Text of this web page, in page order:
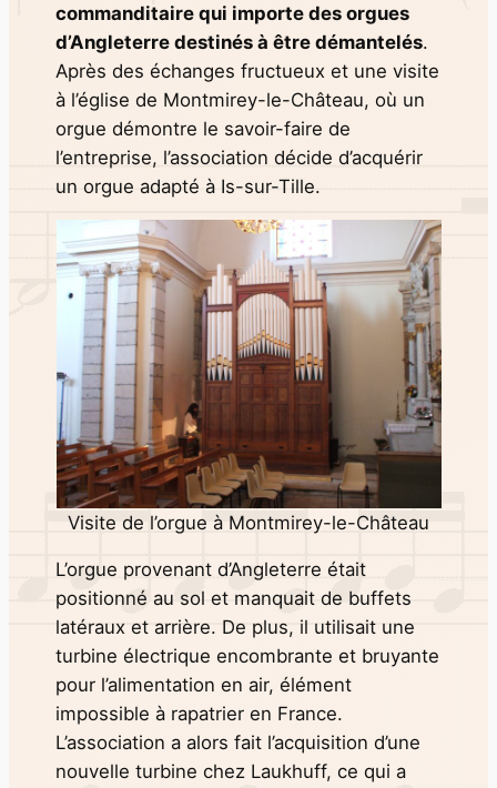
commanditaire qui importe des orgues
d’Angleterre destinés à être démantelés.
Après des échanges fructueux et une visite
à l’église de Montmirey-le-Château, où un
orgue démontre le savoir-faire de
l’entreprise, l’association décide d’acquérir
un orgue adapté à Is-sur-Tille.
Visite de l’orgue à Montmirey-le-Château
L’orgue provenant d’Angleterre était
positionné au sol et manquait de buffets
latéraux et arrière. De plus, il utilisait une
turbine électrique encombrante et bruyante
pour l’alimentation en air, élément
impossible à rapatrier en France.
L’association a alors fait l’acquisition d’une
nouvelle turbine chez Laukhuff, ce qui a